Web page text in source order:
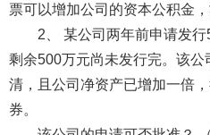
票可以增加公司的资本公积金，
2、 某公司两年前申请发
剩余500万元尚未发行完。该
清，且公司净资产已增加一倍
券。